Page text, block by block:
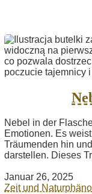
Nebel in der
Emotionen. Es
Träumenden hin
darstellen. Dieses
Januar 26, 2025
Zeit und